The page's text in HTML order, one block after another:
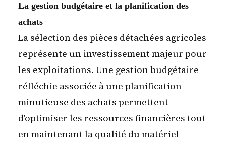
La gestion budgétaire et la planification des
achats
La sélection des pièces détachées agricoles
représente un investissement majeur pour
les exploitations. Une gestion budgétaire
réfléchie associée à une planification
minutieuse des achats permettent
d'optimiser les ressources financières tout
en maintenant la qualité du matériel